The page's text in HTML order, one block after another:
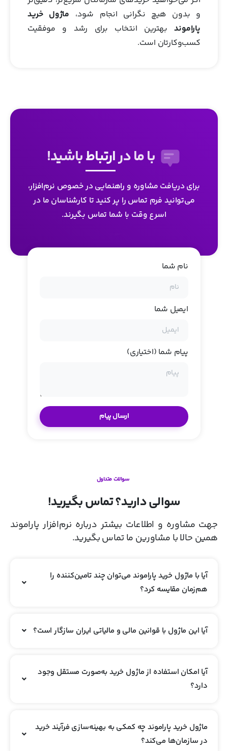
و بدون هیچ نگرانی انجام شود، ماژول خرید
پاراموندبهترین انتخاب برای رشد و موفقیت
کسب‌وکارتان است.
با ما درارتباطباشید!
برای دریافت مشاوره و راهنمایی در خصوص نرم‌افزار،
می‌توانید فرم تماس را پر کنید تا کارشناسان ما در
اسرع وقت با شما تماس بگیرند.
نام شما
ایمیل شما
پیام شما (اختیاری)
سوالات متداول
سوالی دارید؟ تماس بگیرید!
جهت مشاوره و اطلاعات بیشتر درباره نرم‌افزار پاراموند
همین حالا با مشاورین ما تماس بگیرید.
آیا با ماژول خرید پاراموند می‌توان چند تامین‌کننده را
هم‌زمان مقایسه کرد؟
آیا این ماژول با قوانین مالی و مالیاتی ایران سازگار است؟
آیا امکان استفاده از ماژول خرید به‌صورت مستقل وجود
دارد؟
ماژول خرید پاراموند چه کمکی به بهینه‌سازی فرآیند خرید
در سازمان‌ها می‌کند؟